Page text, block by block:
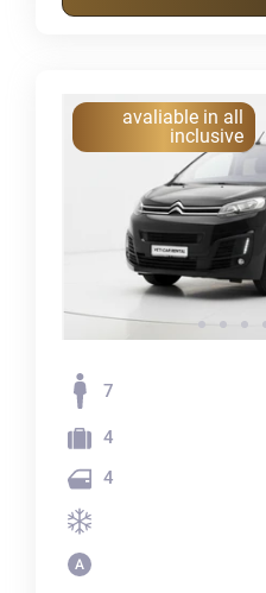
avaliable in all
inclusive
7
4
4